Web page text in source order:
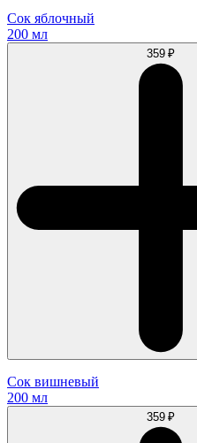
Сок яблочный
200 мл
359 ₽
Сок вишневый
200 мл
359 ₽